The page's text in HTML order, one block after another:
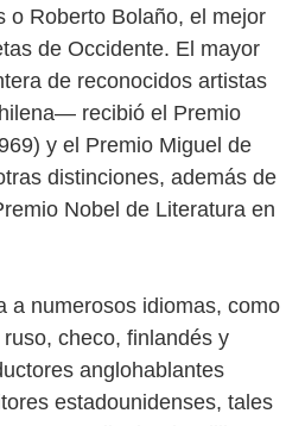
o Roberto Bolaño, el mejor
de Occidente. El mayor
de reconocidos artistas
recibió el Premio
y el Premio Miguel de
distinciones, además de
Nobel de Literatura en
a numerosos idiomas, como
checo, finlandés y
anglohablantes
estadounidenses, tales